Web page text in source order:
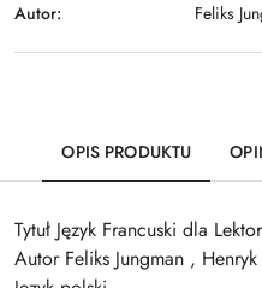
Autor: Feliks
OPIS PRODUKTU
Tytuł Język Francuski dla
Autor Feliks Jungman ,